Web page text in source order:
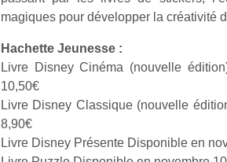
magiques pour développer la créativité
Hachette Jeunesse :
Livre Disney Cinéma (nouvelle
10,50€
Livre Disney Classique (nouvelle
8,90€
Livre Disney Présente Disponible en
trottinette
Beeper
Les
débordent
d’énergie.
Varier les
pour les
Durant les
estivales
et avec le
beaux